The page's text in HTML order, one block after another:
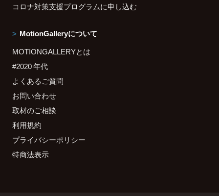
コロナ対策支援プログラムに申し込む
MotionGalleryについて
MOTIONGALLERYとは
#2020 年代
よくあるご質問
お問い合わせ
取材のご相談
利用規約
プライバシーポリシー
特商法表示